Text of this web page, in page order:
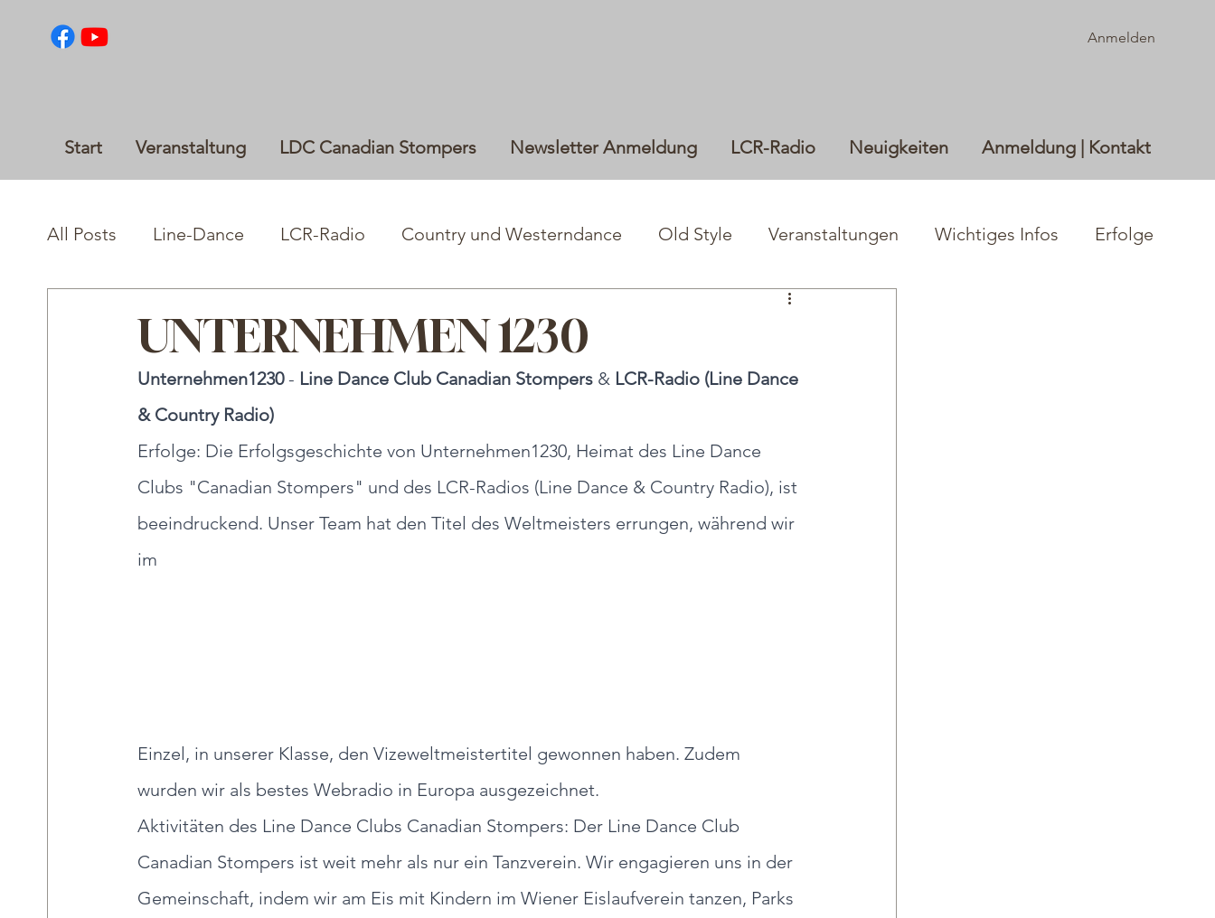
Start Veranstaltung LDC Canadian Stompers Newsletter Anmeldung LCR-Radio Neuigkeiten Anmeldung | Kontakt
Anmelden
All Posts Line-Dance LCR-Radio Country und Westerndance Old Style Veranstaltungen Wichtiges Infos Erfolge
UNTERNEHMEN 1230
Unternehmen1230 - Line Dance Club Canadian Stompers & LCR-Radio (Line Dance
& Country Radio)
Erfolge: Die Erfolgsgeschichte von Unternehmen1230, Heimat des Line Dance
Clubs "Canadian Stompers" und des LCR-Radios (Line Dance & Country Radio), ist
beeindruckend. Unser Team hat den Titel des Weltmeisters errungen, während wir
im
Einzel, in unserer Klasse, den Vizeweltmeistertitel gewonnen haben. Zudem
wurden wir als bestes Webradio in Europa ausgezeichnet.
Aktivitäten des Line Dance Clubs Canadian Stompers: Der Line Dance Club
Canadian Stompers ist weit mehr als nur ein Tanzverein. Wir engagieren uns in der
Gemeinschaft, indem wir am Eis mit Kindern im Wiener Eislaufverein tanzen, Parks